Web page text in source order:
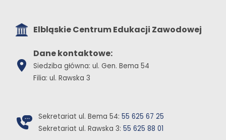
Elbląskie Centrum Edukacji Zawodowej
Dane kontaktowe:
Siedziba główna: ul. Gen. Bema 54
Filia: ul. Rawska 3
Sekretariat ul. Bema 54: 55 625 67 25
Sekretariat ul. Rawska 3: 55 625 88 01